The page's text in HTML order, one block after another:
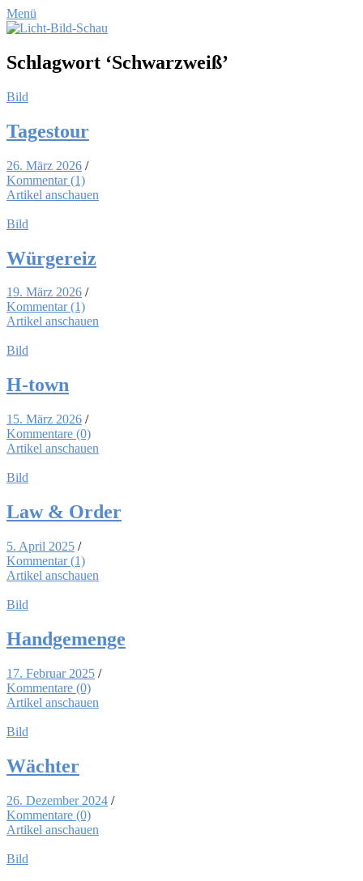
Menü
Schlagwort ‘Schwarzweiß’
Bild
Ta­ges­tour
26. März 2026 /
Kommentar (1)
Artikel anschauen
Bild
Wür­ge­reiz
19. März 2026 /
Kommentar (1)
Artikel anschauen
Bild
H‑town
15. März 2026 /
Kommentare (0)
Artikel anschauen
Bild
Law & Or­der
5. April 2025 /
Kommentar (1)
Artikel anschauen
Bild
Hand­ge­men­ge
17. Februar 2025 /
Kommentare (0)
Artikel anschauen
Bild
Wäch­ter
26. Dezember 2024 /
Kommentare (0)
Artikel anschauen
Bild